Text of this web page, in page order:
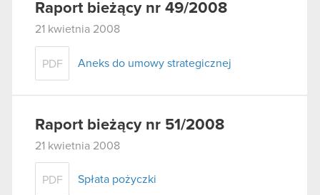
Raport bieżący nr 49/2008
21 kwietnia 2008
PDF Aneks do umowy strategicznej
Raport bieżący nr 51/2008
21 kwietnia 2008
PDF Spłata pożyczki